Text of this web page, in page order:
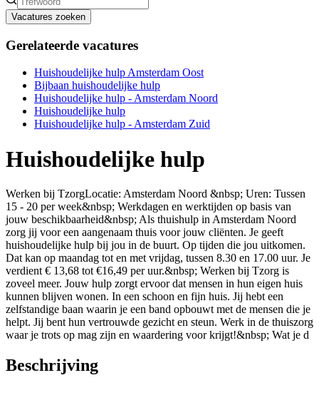
Vacatures zoeken
Gerelateerde vacatures
Huishoudelijke hulp Amsterdam Oost
Bijbaan huishoudelijke hulp
Huishoudelijke hulp - Amsterdam Noord
Huishoudelijke hulp
Huishoudelijke hulp - Amsterdam Zuid
Huishoudelijke hulp
Werken bij TzorgLocatie: Amsterdam Noord &nbsp; Uren: Tussen
15 - 20 per week&nbsp; Werkdagen en werktijden op basis van
jouw beschikbaarheid&nbsp; Als thuishulp in Amsterdam Noord
zorg jij voor een aangenaam thuis voor jouw cliënten. Je geeft
huishoudelijke hulp bij jou in de buurt. Op tijden die jou uitkomen.
Dat kan op maandag tot en met vrijdag, tussen 8.30 en 17.00 uur. Je
verdient € 13,68 tot €16,49 per uur.&nbsp; Werken bij Tzorg is
zoveel meer. Jouw hulp zorgt ervoor dat mensen in hun eigen huis
kunnen blijven wonen. In een schoon en fijn huis. Jij hebt een
zelfstandige baan waarin je een band opbouwt met de mensen die je
helpt. Jij bent hun vertrouwde gezicht en steun. Werk in de thuiszorg
waar je trots op mag zijn en waardering voor krijgt!&nbsp; Wat je d
Beschrijving